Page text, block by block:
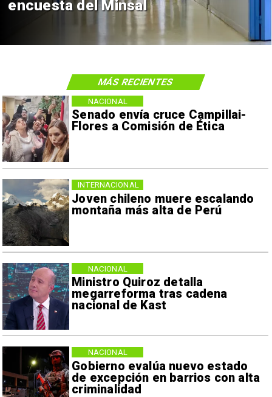
encuesta del Minsal
Senado envía cruce Campillai-
Flores a Comisión de Ética
NACIONAL
Joven chileno muere escalando
montaña más alta de Perú
INTERNACIONAL
Ministro Quiroz detalla
megarreforma tras cadena
nacional de Kast
NACIONAL
Gobierno evalúa nuevo estado
de excepción en barrios con alta
criminalidad
NACIONAL
MÁS RECIENTES